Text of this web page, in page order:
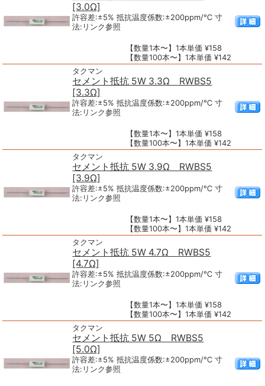
[3.0Ω]
許容差:±5% 抵抗温度係数:±200ppm/℃ 寸
法:リンク参照
【数量1本〜】1本単価 ¥158
【数量100本〜】1本単価 ¥142
タクマン
セメント抵抗 5W 3.3Ω RWBS5
[3.3Ω]
許容差:±5% 抵抗温度係数:±200ppm/℃ 寸
法:リンク参照
【数量1本〜】1本単価 ¥158
【数量100本〜】1本単価 ¥142
タクマン
セメント抵抗 5W 3.9Ω RWBS5
[3.9Ω]
許容差:±5% 抵抗温度係数:±200ppm/℃ 寸
法:リンク参照
【数量1本〜】1本単価 ¥158
【数量100本〜】1本単価 ¥142
タクマン
セメント抵抗 5W 4.7Ω RWBS5
[4.7Ω]
許容差:±5% 抵抗温度係数:±200ppm/℃ 寸
法:リンク参照
【数量1本〜】1本単価 ¥158
【数量100本〜】1本単価 ¥142
タクマン
セメント抵抗 5W 5Ω RWBS5
[5.0Ω]
許容差:±5% 抵抗温度係数:±200ppm/℃ 寸
法:リンク参照